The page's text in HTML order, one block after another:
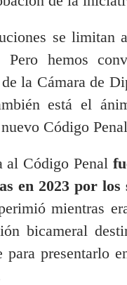
se limitan
Pero hemos
la Cámara de
está el
Código
al Código Penal
en 2023 por los
mientras
bicameral
para presentarlo